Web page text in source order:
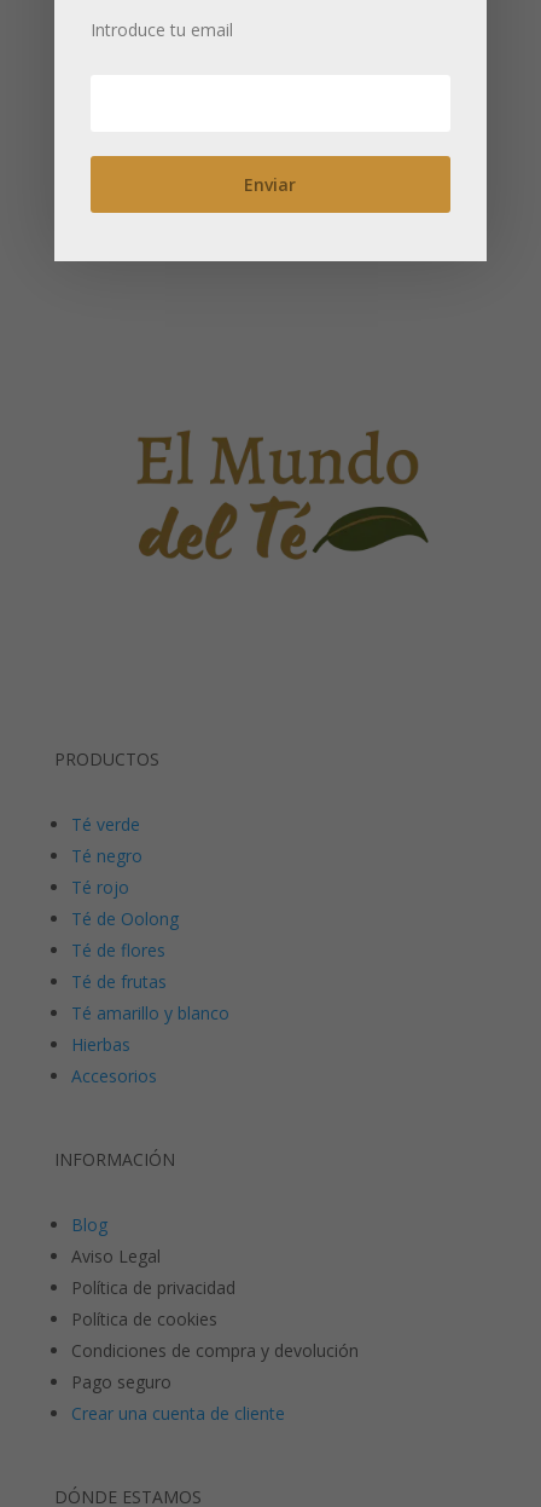
PRODUCTOS
Té verde
Té negro
Té rojo
Té de Oolong
Té de flores
Té de frutas
Té amarillo y blanco
Hierbas
Accesorios
INFORMACIÓN
Blog
Aviso Legal
Política de privacidad
Política de cookies
Condiciones de compra y devolución
Pago seguro
Crear una cuenta de cliente
DÓNDE ESTAMOS
Introduce tu email